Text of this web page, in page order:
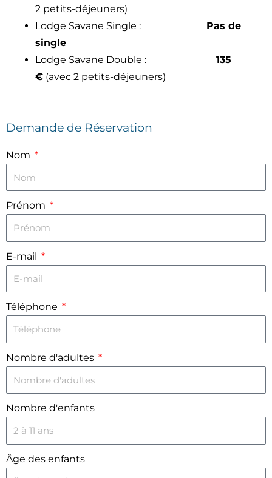
2 petits-déjeuners)
Lodge Savane Single : Pas de
single
Lodge Savane Double : 135
€ (avec 2 petits-déjeuners)
Demande de Réservation
Nom
Prénom
E-mail
Téléphone
Nombre d'adultes
Nombre d'enfants
Âge des enfants